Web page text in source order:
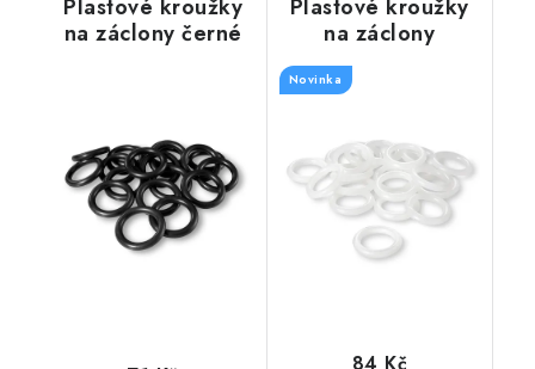
Plastové kroužky
na záclony černé
Plastové kroužky
na záclony
průhledné
Novinka